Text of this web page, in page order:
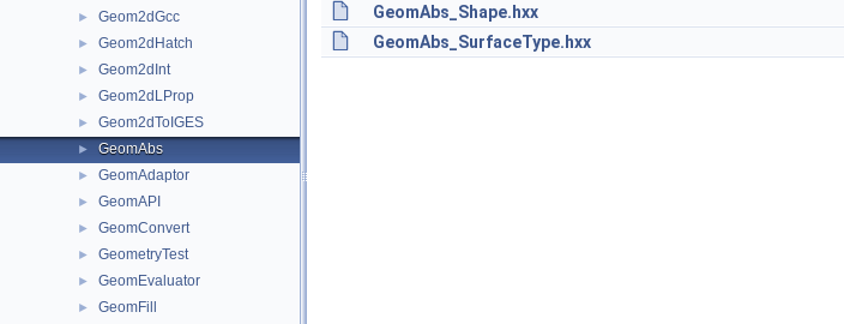
► Geom2dGcc
► Geom2dHatch
► Geom2dInt
► Geom2dLProp
► Geom2dToIGES
► GeomAbs
► GeomAdaptor
► GeomAPI
► GeomConvert
► GeometryTest
► GeomEvaluator
► GeomFill
GeomAbs_Shape.hxx
GeomAbs_SurfaceType.hxx